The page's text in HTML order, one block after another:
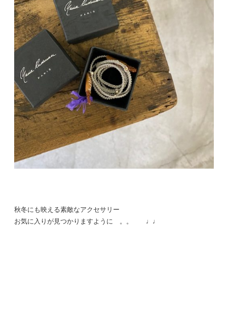
秋冬にも映える素敵なアクセサリー
お気に入りが見つかりますように 。。 ♩♩